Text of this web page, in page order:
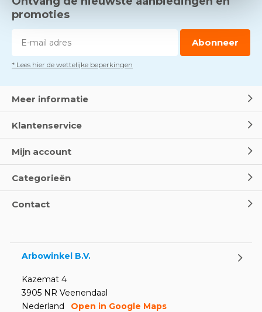
promoties
Abonneer
* Lees hier de wettelijke beperkingen
Meer informatie
Klantenservice
Mijn account
Categorieën
Contact
Arbowinkel B.V.
Kazemat 4
3905 NR Veenendaal
Nederland
Open in Google Maps